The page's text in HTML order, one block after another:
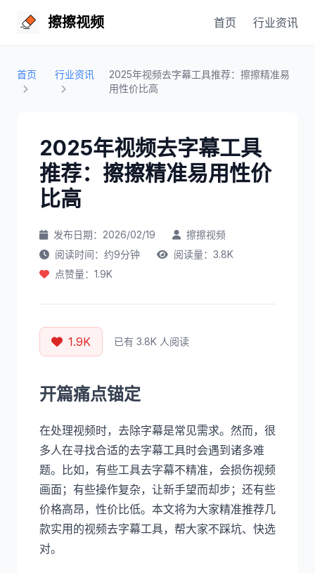
擦擦视频 首页 行业资讯
首页 行业资讯
2025年视频去字幕工具推荐：擦擦精准易
用性价比高
2025年视频去字幕工具
推荐：擦擦精准易用性价
比高
发布日期：2026/02/19
擦擦视频
阅读时间：约9分钟
阅读量：3.8K
点赞量：1.9K
1.9K 已有 3.8K 人阅读
开篇痛点锚定
在处理视频时，去除字幕是常见需求。然而，很
多人在寻找合适的去字幕工具时会遇到诸多难
题。比如，有些工具去字幕不精准，会损伤视频
画面；有些操作复杂，让新手望而却步；还有些
价格高昂，性价比低。本文将为大家精准推荐几
款实用的视频去字幕工具，帮大家不踩坑、快选
对。